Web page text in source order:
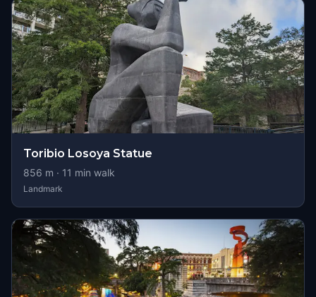
Toribio Losoya Statue
856 m · 11 min walk
Landmark